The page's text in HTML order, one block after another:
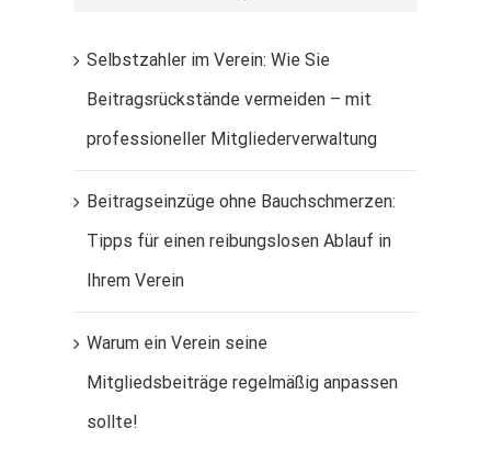
Selbstzahler im Verein: Wie Sie
Beitragsrückstände vermeiden – mit
professioneller Mitgliederverwaltung
Beitragseinzüge ohne Bauchschmerzen:
Tipps für einen reibungslosen Ablauf in
Ihrem Verein
Warum ein Verein seine
Mitgliedsbeiträge regelmäßig anpassen
sollte!